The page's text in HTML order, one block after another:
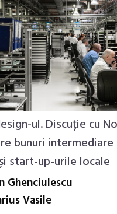
ul. Discuție cu
bunuri
start-up-urile locale
Ghenciulescu
Vasile